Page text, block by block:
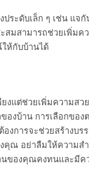
ประดับเล็ก ๆ เช่น แจ
สมสามารถช่วยเพิ่มค
ห้กับบ้านได้
งแต่ช่วยเพิ่มความสว
องบ้าน การเลือกของ
งการจะช่วยสร้างบร
คุณ อย่าลืมให้ความส
นของคุณคงทนและมีค